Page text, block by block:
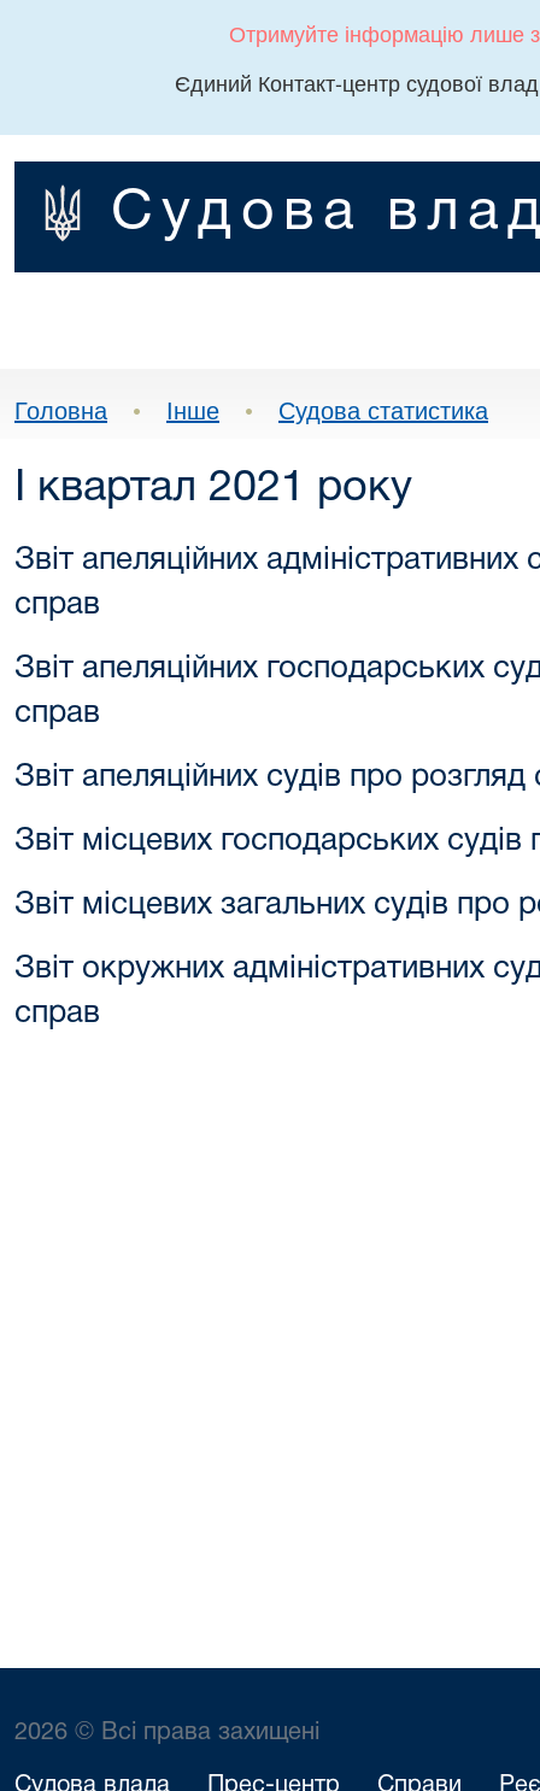
Отримуйте інформацію лише
Єдиний Контакт-центр судової
Судова
Головна • Інше • Судова статистика
І квартал 2021 року
Звіт апеляційних
справ
Звіт апеляційних господарських
справ
Звіт апеляційних судів про
Звіт місцевих господарських
Звіт місцевих загальних судів про
Звіт окружних адміністративних
справ
2026 © Всі права захищені
Судова влада Прес-центр Справи